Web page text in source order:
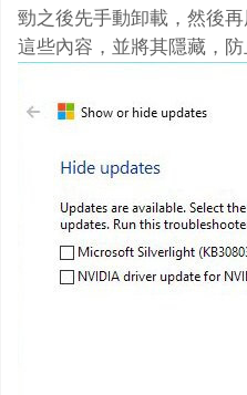
勁之後先手動卸載，然後
這些內容，並將其隱藏，防